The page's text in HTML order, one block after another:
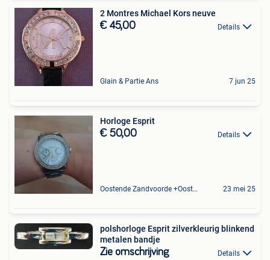
2 Montres Michael Kors neuve
€ 45,00 Details
Glain & Partie Ans 7 jun 25
Horloge Esprit
€ 50,00 Details
Oostende Zandvoorde +Oostende 23 mei 25
polshorloge Esprit zilverkleurig blinkend
metalen bandje
Zie omschrijving Details